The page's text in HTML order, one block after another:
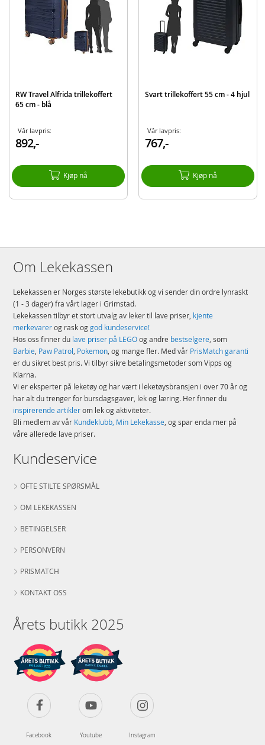
Toprom: Skillepute med lomme
Bunnrom: Med bånd
Frontrom: Med 2 lommer
Detaljer:
Materiale: 100% polypropylen
Produktdetaljer
Modell 109804
EAN 7392265550851
RW Travel Alfrida trillekoffert
65 cm - blå
Vår lavpris:
892,-
Kjøp nå
Svart trillekoffert 55 cm - 4 hjul
Vår lavpris:
767,-
Kjøp nå
Om Lekekassen
Lekekassen er Norges største lekebutikk og vi sender din ordre lynraskt
(1 - 3 dager) fra vårt lager i Grimstad.
Lekekassen tilbyr et stort utvalg av leker til lave priser, kjente
merkevarerog rask oggod kundeservice!
Hos oss finner du lave priser på LEGOog andre bestselgere, som
Barbie, Paw Patrol, Pokemon, og mange fler. Med vår PrisMatch garanti
er du sikret best pris. Vi tilbyr sikre betalingsmetoder som Vipps og
Klarna.
Vi er eksperter på leketøy og har vært i leketøysbransjen i over 70 år og
har alt du trenger for bursdagsgaver, lek og læring. Her finner du
inspirerende artiklerom lek og aktiviteter.
Bli medlem av vår Kundeklubb, Min Lekekasse, og spar enda mer på
våre allerede lave priser.
Kundeservice
OFTE STILTE SPØRSMÅL
OM LEKEKASSEN
BETINGELSER
PERSONVERN
PRISMATCH
KONTAKT OSS
Årets butikk 2025
Facebook Youtube Instagram